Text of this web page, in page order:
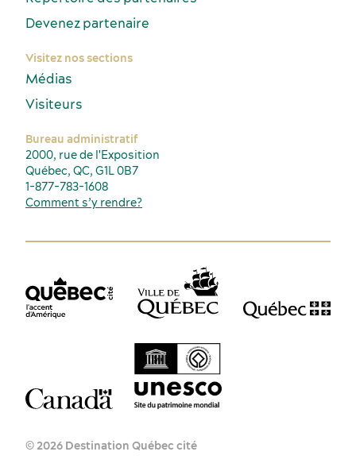
Devenez partenaire
Visitez nos sections
Médias
Visiteurs
Bureau administratif
2000, rue de l'Exposition
Québec, QC, G1L 0B7
1-877-783-1608
Comment s’y rendre?
© 2026 Destination Québec cité